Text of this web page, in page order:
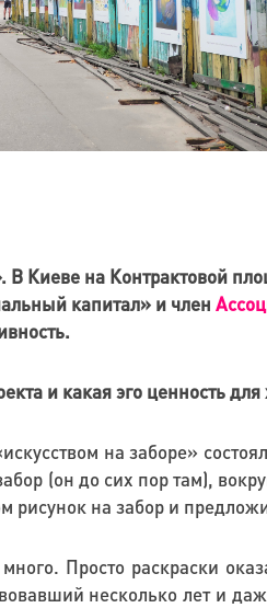
В Киеве на Контрактовой
капитал» и член
и какая эго ценность
на заборе»
(он до сих пор там),
рисунок на забор и
Просто раскраски
несколько лет и